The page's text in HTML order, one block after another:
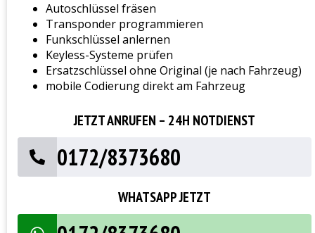
Autoschlüssel fräsen
Transponder programmieren
Funkschlüssel anlernen
Keyless-Systeme prüfen
Ersatzschlüssel ohne Original (je nach Fahrzeug)
mobile Codierung direkt am Fahrzeug
JETZT ANRUFEN – 24H NOTDIENST
0172/8373680
WHATSAPP JETZT